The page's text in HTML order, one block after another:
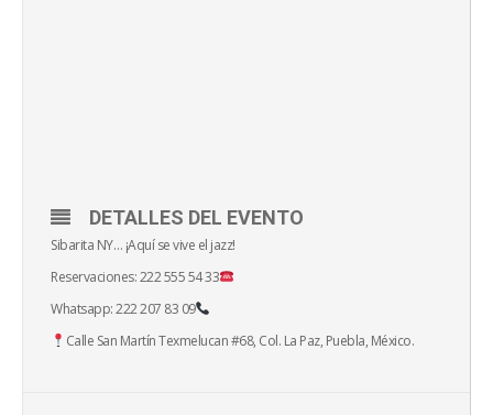
DETALLES DEL EVENTO
Sibarita NY… ¡Aquí se vive el jazz!
Reservaciones: 222 555 54 33
Whatsapp: 222 207 83 09
Calle San Martín Texmelucan #68, Col. La Paz, Puebla, México.